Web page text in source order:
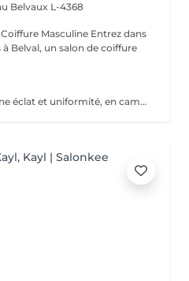
Belvaux L-4368
Masculine Entrez dans
Belval, un salon de coiffure
La coloration de barbe redonne éclat et uniformité, en camouflant les poils gris ou les imperfections pour une barbe parfaitement soignée et d'apparence naturelle.